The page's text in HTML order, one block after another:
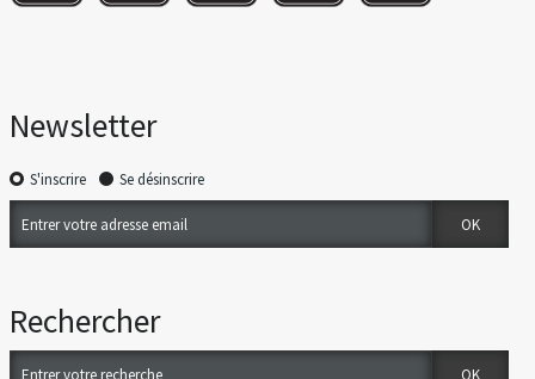
Newsletter
S'inscrire Se désinscrire
Rechercher